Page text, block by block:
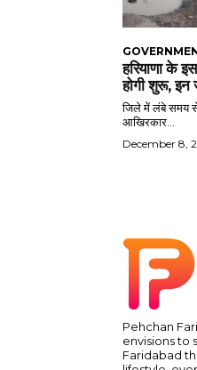
हरियाणा के
होगी शुरू, इन
जिले में लंबे समय से
आखिरकार...
December 8,
Pehchan
envisions to
Faridabad